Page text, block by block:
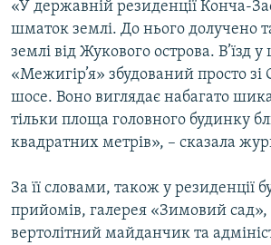
«У державній резиденції Конча-
шматок землі. До нього долучено
землі від Жукового острова. В’їзд у
«Межигір’я» збудований просто зі
шосе. Воно виглядає набагато
тільки площа головного будинку
квадратних метрів», – сказала
За її словами, також у резиденції
прийомів, галерея «Зимовий сад»,
вертолітний майданчик та